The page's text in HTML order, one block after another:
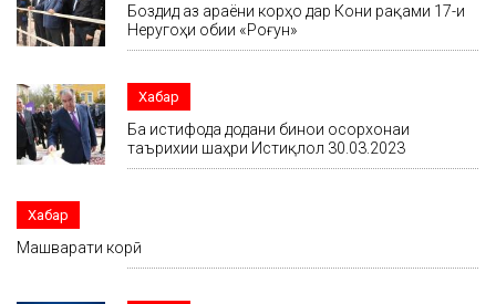
Боздид аз ҷараёни корҳо дар Кони рақами 17-и
Неругоҳи обии «Роғун»
Хабар
Ба истифода додани бинои осорхонаи
таърихии шаҳри Истиқлол 30.03.2023
Хабар
Машварати корӣ